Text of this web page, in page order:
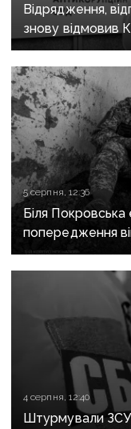
Відрядження,
знову відмовив
5 серпня, 12:36
Біля Покровська
попередження
боїв на напрямку
4 серпня, 12:40
Штурмували ЗСУ